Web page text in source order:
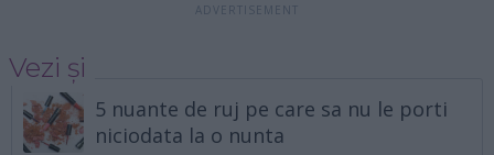
Vezi și
5 nuante de ruj pe care sa nu le porti
niciodata la o nunta